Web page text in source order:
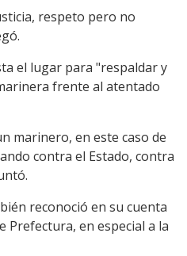
respeto pero no
el lugar para "respaldar y
frente al atentado
marinero, en este caso de
contra el Estado, contra
reconoció en su cuenta
Prefectura, en especial a la